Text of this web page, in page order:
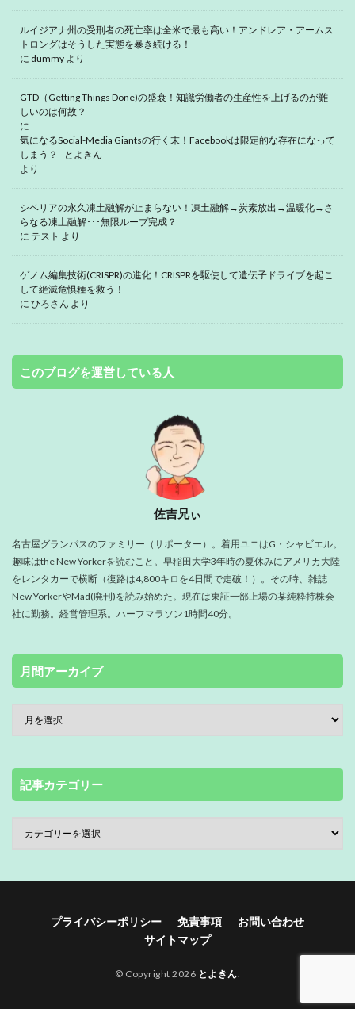
ルイジアナ州の受刑者の死亡率は全米で最も高い！アンドレア・アームス
トロングはそうした実態を暴き続ける！
に dummy より
GTD（Getting Things Done)の盛衰！知識労働者の生産性を上げるのが難
しいのは何故？
に
気になるSocial-Media Giantsの行く末！Facebookは限定的な存在になって
しまう？ - とよきん
より
シベリアの永久凍土融解が止まらない！凍土融解→炭素放出→温暖化→さ
らなる凍土融解･･･無限ループ完成？
に テスト より
ゲノム編集技術(CRISPR)の進化！CRISPRを駆使して遺伝子ドライブを起こ
して絶滅危惧種を救う！
に ひろさん より
このブログを運営している人
佐吉兄ぃ
名古屋グランパスのファミリー（サポーター）。着用ユニはG・シャビエル。
趣味はthe New Yorkerを読むこと。早稲田大学3年時の夏休みにアメリカ大陸
をレンタカーで横断（復路は4,800キロを4日間で走破！）。その時、雑誌
New YorkerやMad(廃刊)を読み始めた。現在は東証一部上場の某純粋持株会
社に勤務。経営管理系。ハーフマラソン1時間40分。
月間アーカイブ
記事カテゴリー
プライバシーポリシー 免責事項
お問い合わせ
サイトマップ
© Copyright 2026 とよきん.